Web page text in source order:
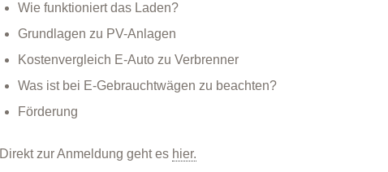
Wie funktioniert das Laden?
Grundlagen zu PV-Anlagen
Kostenvergleich E-Auto zu Verbrenner
Was ist bei E-Gebrauchtwägen zu beachten?
Förderung
Direkt zur Anmeldung geht es hier.